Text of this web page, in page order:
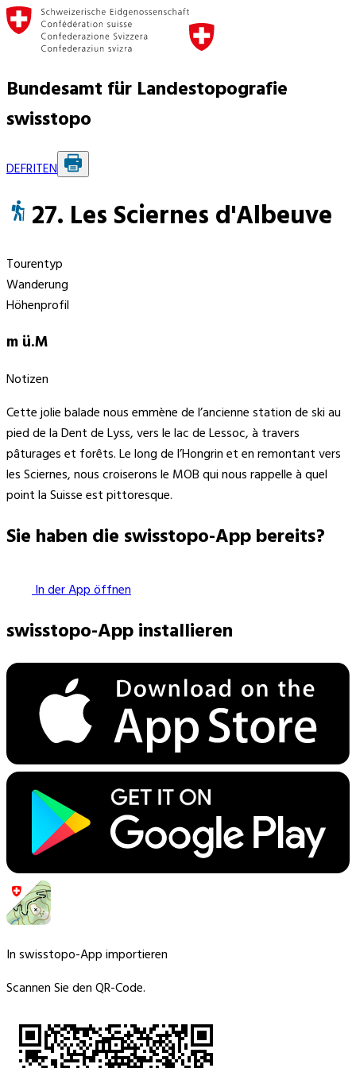
Bundesamt für Landestopografie
swisstopo
DEFRITEN
27. Les Sciernes d'Albeuve
Tourentyp
Wanderung
Höhenprofil
m ü.M
Notizen
Cette jolie balade nous emmène de l’ancienne station de ski au
pied de la Dent de Lyss, vers le lac de Lessoc, à travers
pâturages et forêts. Le long de l’Hongrin et en remontant vers
les Sciernes, nous croiserons le MOB qui nous rappelle à quel
point la Suisse est pittoresque.
Sie haben die swisstopo-App bereits?
In der App öffnen
swisstopo-App installieren
In swisstopo-App importieren
Scannen Sie den QR-Code.